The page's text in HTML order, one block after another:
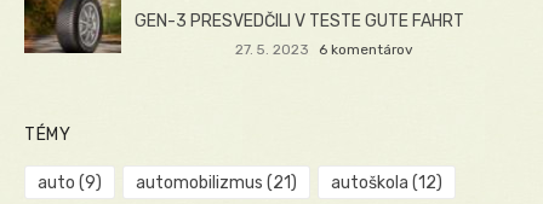
GEN-3 PRESVEDČILI V TESTE GUTE FAHRT
27. 5. 2023 6 komentárov
TÉMY
auto (9) automobilizmus (21) autoškola (12)